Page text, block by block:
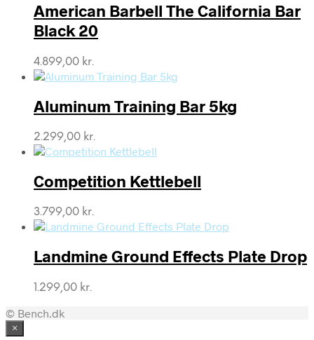
American Barbell The California Bar
Black 20
4.899,00 kr.
Aluminum Training Bar 5kg
2.299,00 kr.
Competition Kettlebell
3.799,00 kr.
Landmine Ground Effects Plate Drop
1.299,00 kr.
© Bench.dk
×